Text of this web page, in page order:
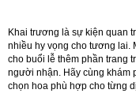
Khai trương là sự kiện quan
nhiều hy vọng cho tương lai.
cho buổi lễ thêm phần trang
người nhận. Hãy cùng khám
chọn hoa phù hợp cho từng